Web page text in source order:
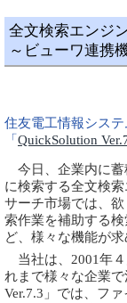
全文検索エンジ
～ビューワ連携
住友電工情報シス
「 QuickSolution
今日、企業内に蓄
に検索する全文検
サーチ市場では、
索作業を補助する
ど、様々な機能が
当社は、2001年４
れまで様々な企業
Ver.7.3」では、フ